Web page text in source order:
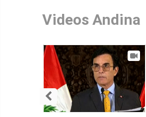
Videos Andina